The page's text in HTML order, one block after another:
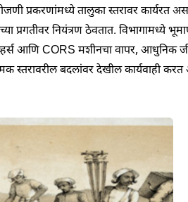
मोजणी प्रकरणांमध्ये तालुका स्तरावर
प्रगतीवर नियंत्रण ठेवतात. विभागामध्ये
आणि CORS मशीनचा वापर, आधुनिक
स्तरावरील बदलांवर देखील कार्यवाही